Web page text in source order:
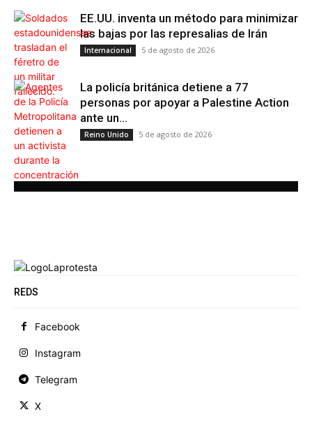
EE.UU. inventa un método para minimizar
las bajas por las represalias de Irán
Internacional 5 de agosto de 2026
La policía británica detiene a 77
personas por apoyar a Palestine Action
ante un...
Reino Unido 5 de agosto de 2026
REDS
Facebook
Instagram
Telegram
X